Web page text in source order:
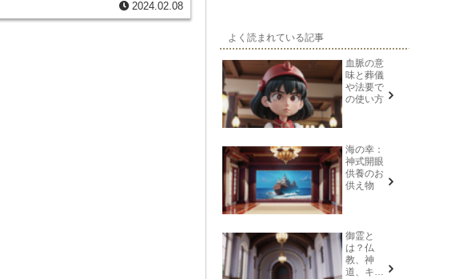
類がありますが、その中でも花崗岩は硬
あることから、石碑の素材として最もよ
2024.02.08
よく読まれている記事
血脈の意
味と葬儀
や法要で
の使い方
海の幸：
神式開眼
供養のお
供え物
御霊と
は？仏
教、神
道、キリ